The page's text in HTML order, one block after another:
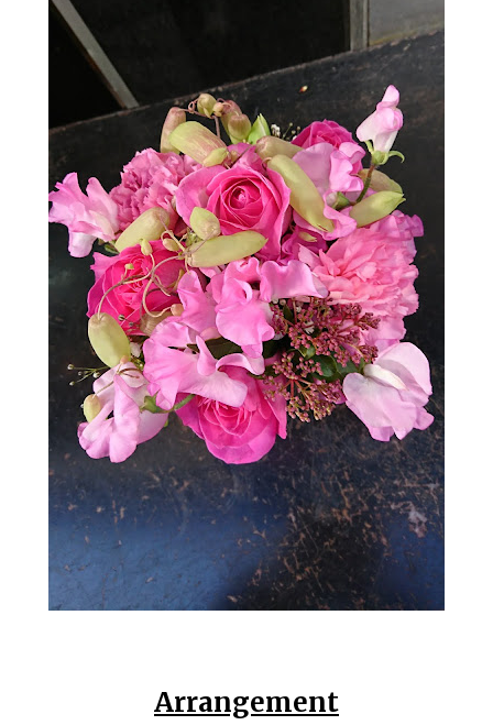
andromeda Alchemilla オリエンタルユリ（シベリア） リ
シアンサス アンスリューム ブプレニウム アセビ アルケミラ
Arrangement Tulips Sweet pea Carnation Hypericum
Green bell Pink Jasmine Leather fan チューリップ スイト
ピー カーネーション ヒペリカム グリーンベル ハゴロモジャ
スミン レザーファン Arrangement Rose (Eve Piazze)
Symphoricarpos albus Grape ivy バラ（イヴピアチェ）
シンフォリカルフォス グレープアイビー Arrangement
Rose Carnation Eustoma Sankirai Hagoromo Jasmine
Geranium バラ（イヴピアチェ） カーネーション トルコキ
キョウ サンキライ ハゴロモジャスミン ゼラニューム
Arrangement Rose Ammi visnaga（Green Mist）
buprenium tulip c...
Arrangement